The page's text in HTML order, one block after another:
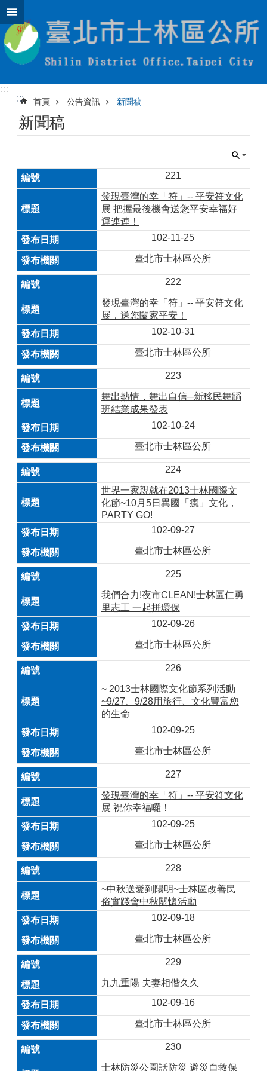
跳到主要內容區塊
:::
:::
首頁 公告資訊 新聞稿
新聞稿
221
發現臺灣的幸「符」-- 平安符文化
展 把握最後機會送您平安幸福好
運連連！
102-11-25
臺北市士林區公所
222
發現臺灣的幸「符」-- 平安符文化
展，送您闔家平安！
102-10-31
臺北市士林區公所
223
舞出熱情，舞出自信─新移民舞蹈
班結業成果發表
102-10-24
臺北市士林區公所
224
世界一家親就在2013士林國際文
化節~10月5日異國「瘋」文化，
PARTY GO!
102-09-27
臺北市士林區公所
225
我們合力!夜市CLEAN!士林區仁勇
里志工 一起拼環保
102-09-26
臺北市士林區公所
226
~ 2013士林國際文化節系列活動
~9/27、9/28用旅行、文化豐富您
的生命
102-09-25
臺北市士林區公所
227
發現臺灣的幸「符」-- 平安符文化
展 祝你幸福囉！
102-09-25
臺北市士林區公所
228
~中秋送愛到陽明~士林區改善民
俗實踐會中秋關懷活動
102-09-18
臺北市士林區公所
229
九九重陽 夫妻相偕久久
102-09-16
臺北市士林區公所
230
士林防災公園話防災 避災自救保